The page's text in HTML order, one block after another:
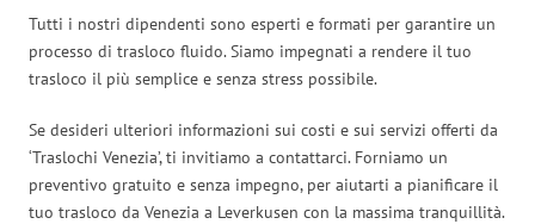
Tutti i nostri dipendenti sono esperti e formati per garantire un
processo di trasloco fluido. Siamo impegnati a rendere il tuo
trasloco il più semplice e senza stress possibile.
Se desideri ulteriori informazioni sui costi e sui servizi offerti da
‘Traslochi Venezia’, ti invitiamo a contattarci. Forniamo un
preventivo gratuito e senza impegno, per aiutarti a pianificare il
tuo trasloco da Venezia a Leverkusen con la massima tranquillità.